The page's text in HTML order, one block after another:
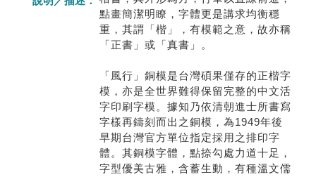
點畫簡潔明瞭，字體更是講求均衡穩
重，其謂「楷」，有模範之意，故亦稱
「正書」或「真書」。
「風行」銅模是台灣碩果僅存的正楷字
模，亦是全世界難得保留完整的中文活
字印刷字模。據知乃依清朝進士所書寫
字樣再鑄刻而出之銅模，為1949年後
早期台灣官方單位指定採用之排印字
體。其銅模字體，點捺勾處力道十足，
字型優美古雅，含蓄生動，有種溫文儒